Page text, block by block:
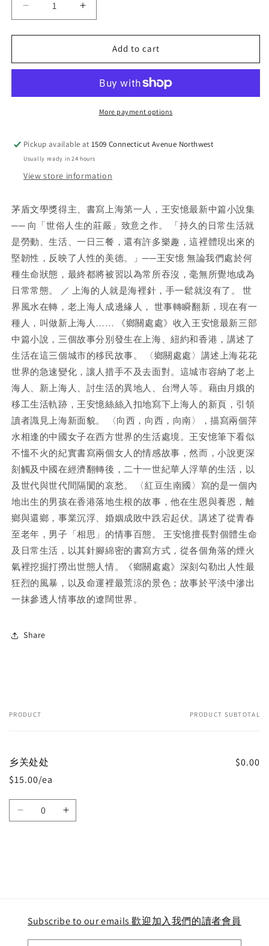
Decrease
quantity
for
关
Increase
quantity
for
关
Add to cart
More payment options
Pickup available at1509 Connecticut Avenue Northwest
Usually ready in 24 hours
View store information
茅盾文學獎得主、書寫上海第一人，王安憶最新中篇小說集
── 向「世俗人生的莊嚴」致意之作。 「持久的日常生活就
是勞動、生活、一日三餐，還有許多樂趣，這裡體現出來的
堅韌性，反映了人性的美德。」──王安憶 無論我們處於何
種生命狀態，最終都將被習以為常所吞沒，毫無所覺地成為
日常常態。 ／ 上海的人就是海裡針，手一鬆就沒有了。 世
界風水在轉，老上海人成邊緣人， 世事轉瞬翻新，現在有一
種人，叫做新上海人…… 《鄉關處處》收入王安憶最新三部
中篇小說，三個故事分別發生在上海、紐約和香港，講述了
生活在這三個城市的移民故事。 〈鄉關處處〉講述上海花花
世界的急速變化，讓人措手不及去面對。這城市容納了老上
海人、新上海人、討生活的異地人、台灣人等。藉由月娥的
移工生活軌跡，王安憶絲絲入扣地寫下上海人的新頁，引領
讀者識見上海新面貌。 〈向西，向西，向南〉，描寫兩個萍
水相逢的中國女子在西方世界的生活處境。王安憶筆下看似
不慍不火的紀實書寫兩個女人的情感故事，然而，小說更深
刻觸及中國在經濟翻轉後，二十一世紀華人浮華的生活，以
及世代與世代間隔閡的哀愁。 〈紅豆生南國〉寫的是一個內
地出生的男孩在香港落地生根的故事，他在生恩與養恩，離
鄉與還鄉，事業沉浮、婚姻成敗中跌宕起伏。講述了從青春
至老年，男子「相思」的情事百態。 王安憶擅長對個體生命
及日常生活，以其針腳綿密的書寫方式，從各個角落的煙火
氣裡挖掘打撈出世態人情。《鄉關處處》深刻勾勒出人性最
狂烈的風暴，以及命運裡最荒涼的景色；故事於平淡中滲出
一抹參透人情事故的遼闊世界。
Share
Your
PRODUCT PRODUCT SUBTOTAL
乡关处处
$15.00/ea
$0.00
Quantity
Decrease Increase
Subscribe to our emails 歡迎加入我們的讀者會員